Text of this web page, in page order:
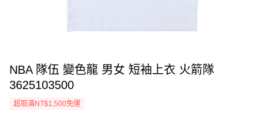
NBA 隊伍 變色龍 男女 短袖上衣 火箭隊
3625103500
超取滿NT$1,500免運